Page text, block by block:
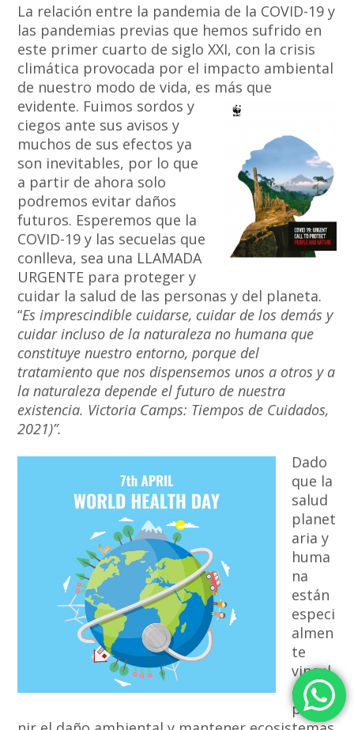
La relación entre la pandemia de la COVID-19 y
las pandemias previas que hemos sufrido en
este primer cuarto de siglo XXI, con la crisis
climática provocada por el impacto ambiental
de nuestro modo de vida, es más que
evidente. Fuimos sordos y
ciegos ante sus avisos y
muchos de sus efectos ya
son inevitables, por lo que
a partir de ahora solo
podremos evitar daños
futuros. Esperemos que la
COVID-19 y las secuelas que
conlleva, sea una LLAMADA
URGENTE para proteger y
cuidar la salud de las personas y del planeta.
“Es imprescindible cuidarse, cuidar de los demás y
cuidar incluso de la naturaleza no humana que
constituye nuestro entorno, porque del
tratamiento que nos dispensemos unos a otros y a
la naturaleza depende el futuro de nuestra
existencia. Victoria Camps: Tiempos de Cuidados,
2021)”.
Dado
que la
salud
planet
aria y
huma
na
están
especi
almen
te
vincul
adas,
preve